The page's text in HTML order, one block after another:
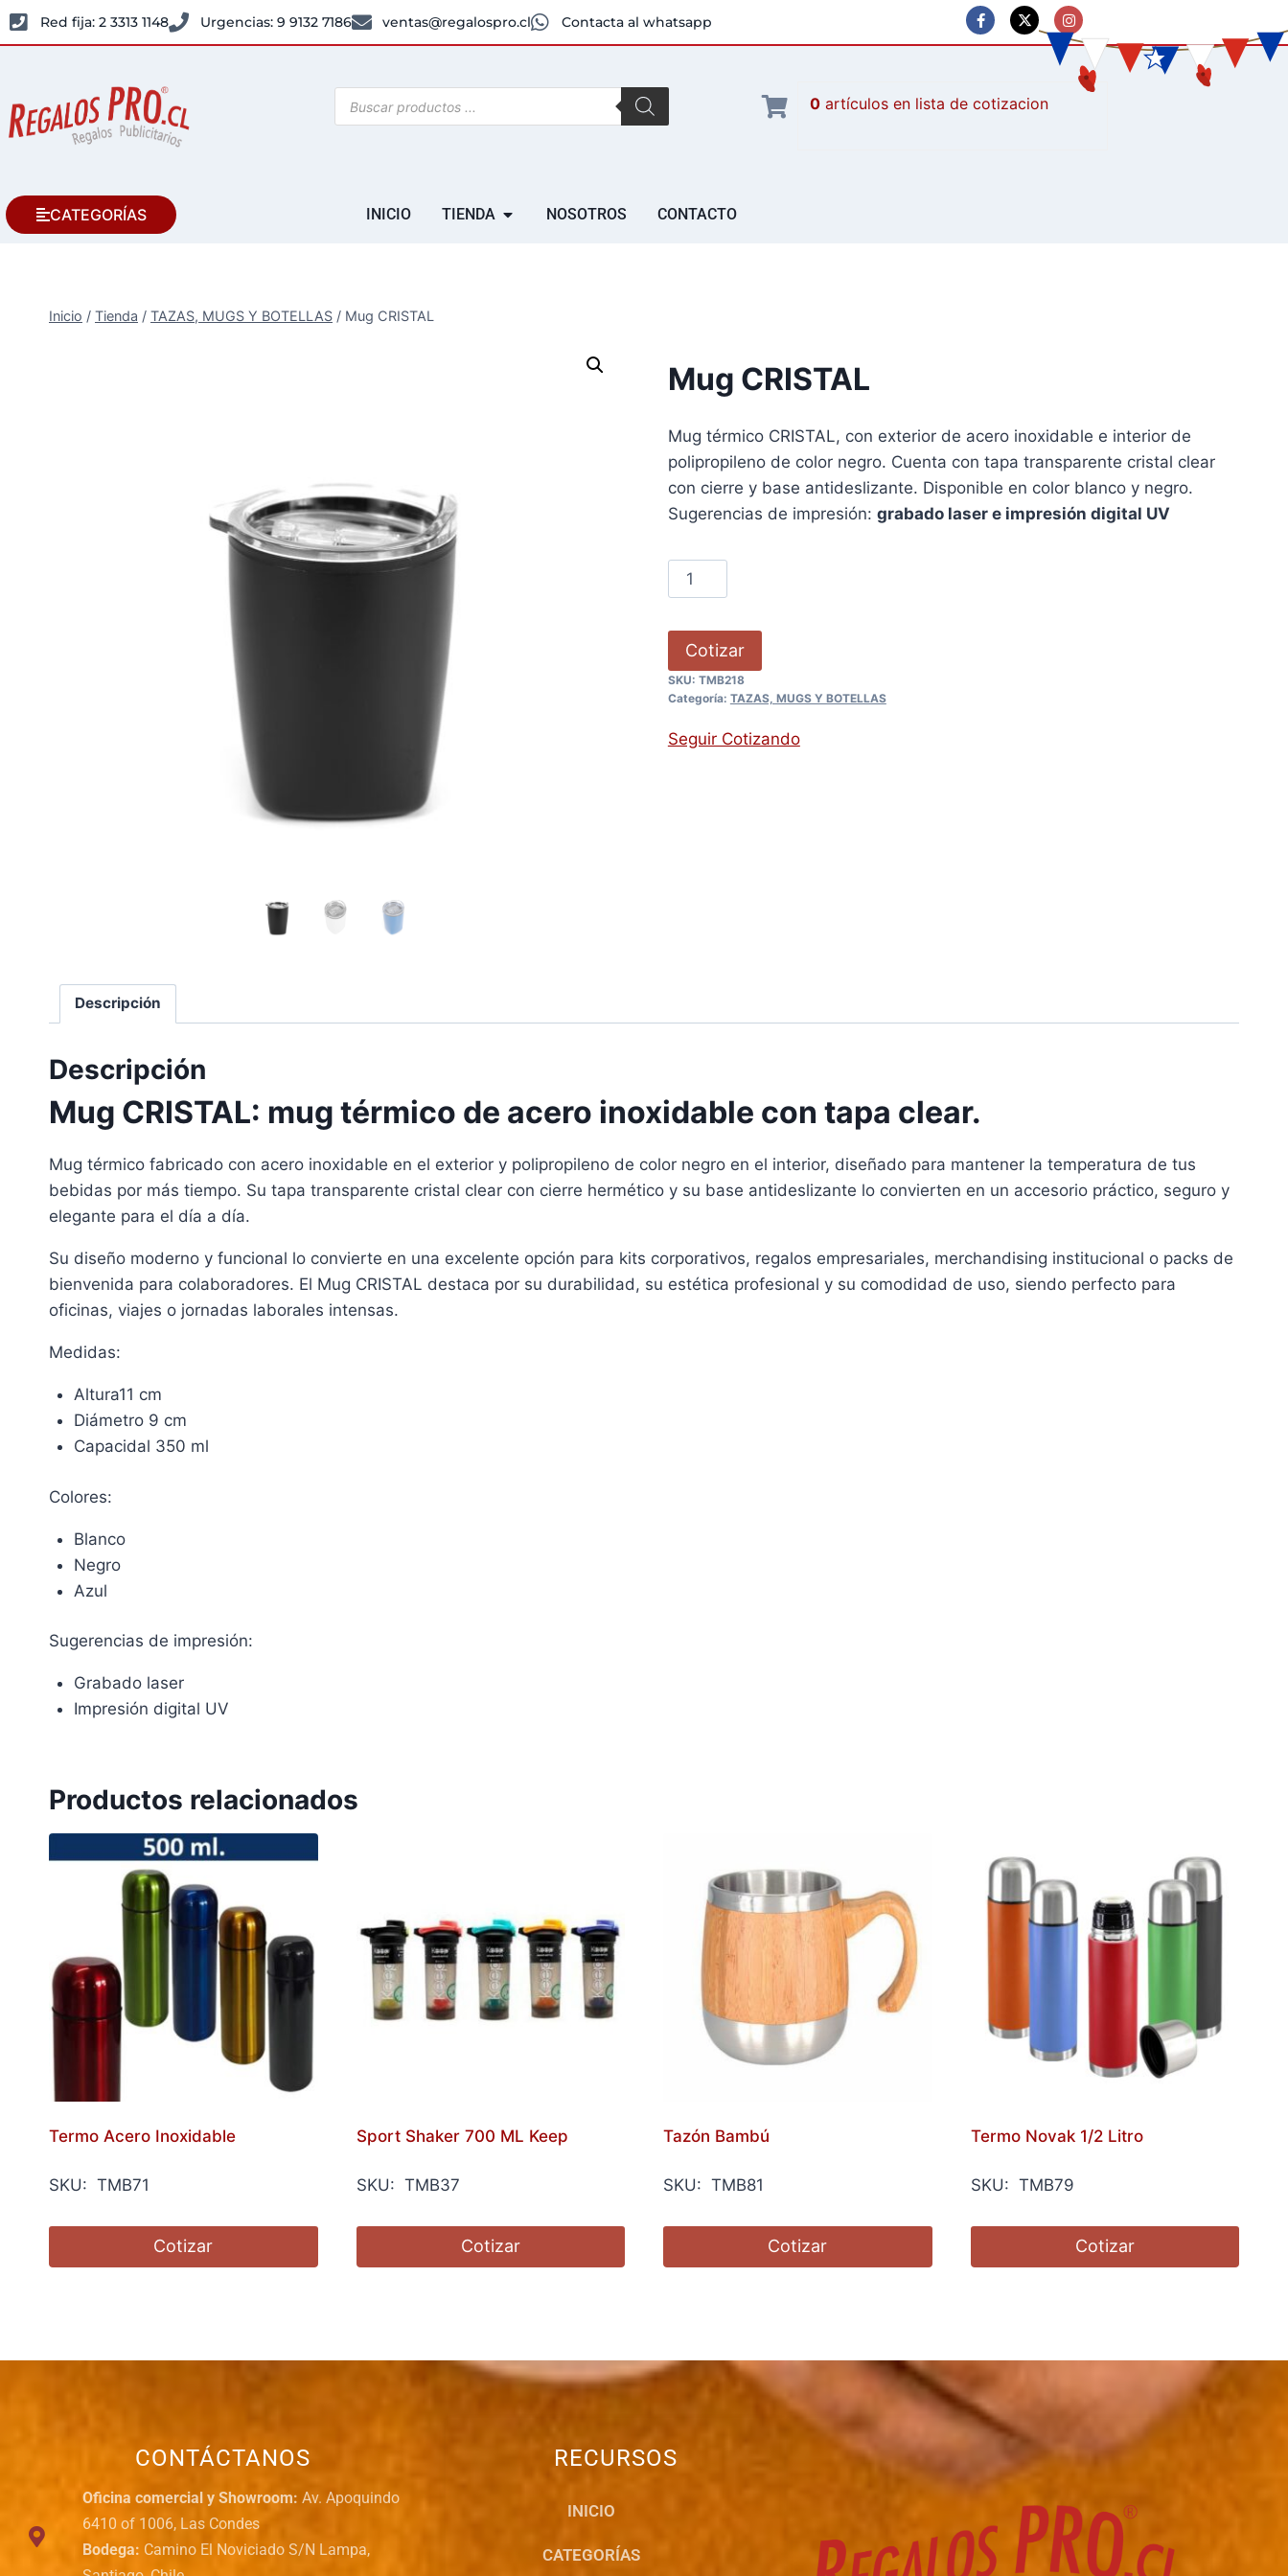
Red fija: 2 3313 1148 Urgencias: 9 9132 7186 ventas@regalospro.cl Contacta al whatsapp
0 artículos
CATEGORÍAS INICIO TIENDA NOSOTROS CONTACTO
Inicio / Tienda / TAZAS, MUGS Y BOTELLAS / Mug CRISTAL
Mug CRISTAL
Mug térmico CRISTAL, con exterior de acero inoxidable e interior de
polipropileno de color negro. Cuenta con tapa transparente cristal clear
con cierre y base antideslizante. Disponible en color blanco y negro.
Sugerencias de impresión: grabado laser e impresión digital UV
Cotizar
SKU: TMB218
Categoría: TAZAS, MUGS Y BOTELLAS
Seguir Cotizando
Descripción
Descripción
Mug CRISTAL: mug térmico de acero inoxidable con tapa clear.
Mug térmico fabricado con acero inoxidable en el exterior y polipropileno de color negro en el interior, diseñado para mantener la temperatura de tus
bebidas por más tiempo. Su tapa transparente cristal clear con cierre hermético y su base antideslizante lo convierten en un accesorio práctico, seguro y
elegante para el día a día.
Su diseño moderno y funcional lo convierte en una excelente opción para kits corporativos, regalos empresariales, merchandising institucional o packs de
bienvenida para colaboradores. El Mug CRISTAL destaca por su durabilidad, su estética profesional y su comodidad de uso, siendo perfecto para
oficinas, viajes o jornadas laborales intensas.
Medidas:
Altura11 cm
Diámetro 9 cm
Capacidal 350 ml
Colores:
Blanco
Negro
Azul
Sugerencias de impresión:
Grabado laser
Impresión digital UV
Productos relacionados
Termo Acero Inoxidable
SKU: TMB71
Cotizar
Sport Shaker 700 ML Keep
SKU: TMB37
Cotizar
Tazón Bambú
SKU: TMB81
Cotizar
Termo Novak 1/2 Litro
SKU: TMB79
Cotizar
CONTÁCTANOS
Oficina comercial y Showroom: Av. Apoquindo
6410 of 1006, Las Condes
Bodega: Camino El Noviciado S/N Lampa,
RECURSOS
INICIO
CATEGORÍAS